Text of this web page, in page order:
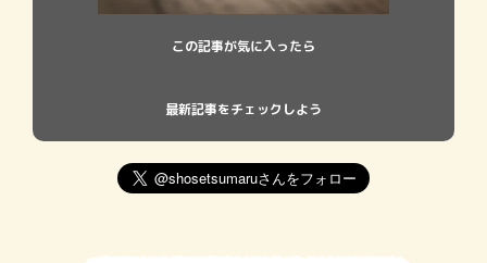
この記事が気に入ったら
最新記事をチェックしよう